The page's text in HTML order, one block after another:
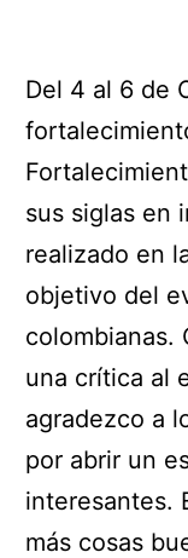
Del 4 al 6 de
sus siglas en
realizado en
objetivo del
colombianas.
una crítica al
agradezco a
por abrir un
interesantes.
más cosas